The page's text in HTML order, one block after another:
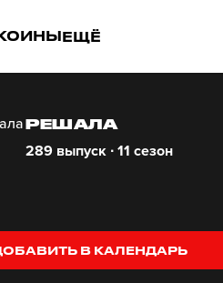
ЕЩЁ
РЕШАЛА
289 выпуск ∙ 11 сезон
В КАЛЕНДАРЬ